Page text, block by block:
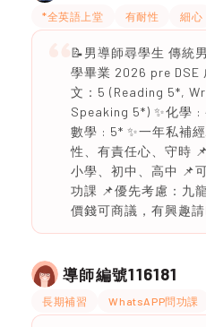
*全英語上堂 有耐性 細心
📝男導師尋學生 傳統
學畢業 2026 pre DSE
文：5 (Reading 5*,
Speaking 5*) ✨化學 :
數學 : 5* ✨一年私補
性、有責任心、守時
小學、初中、高中 📌
功課 📌優先考慮：九
價錢可商議，有興趣請
導師編號116181
長期補習 WhatsAPP問功課